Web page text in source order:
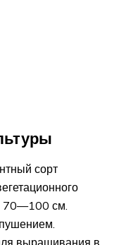
сорт
70—100 см.
выращивания в